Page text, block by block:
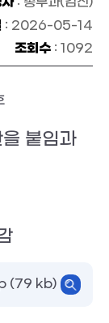
: 2026-05-14
조회수 : 1092
붙임과
(79 kb)